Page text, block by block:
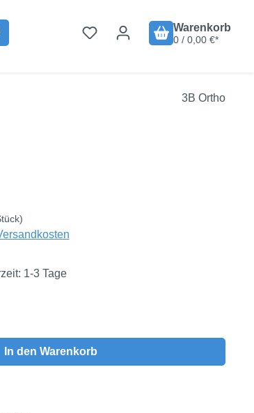
Warenkorb
0 / 0,00 €*
3B Ortho
1-3 Tage
den gewünschten Wert ein
In den Warenkorb